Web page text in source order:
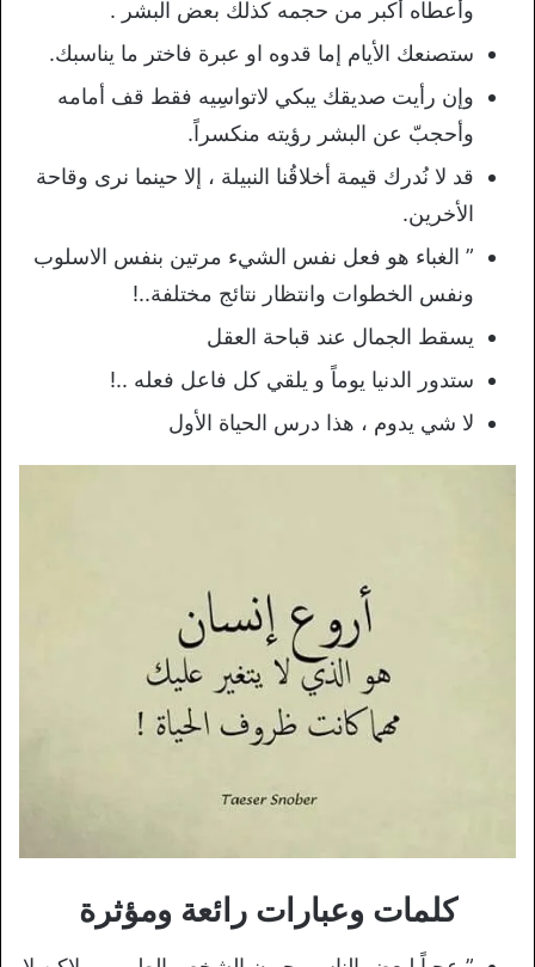
وأعطاه أكبر من حجمه كذلك بعض البشر .
ستصنعك الأيام إما قدوه او عبرة فاختر ما يناسبك.
وإن رأيت صديقك يبكي لاتواسِيه فقط قف أمامه
وأحجبّ عن البشر رؤيته منكسراً.
قد لا نُدرك قيمة أخلاقُنا النبيلة ، إلا حينما نرى وقاحة
الأخرين.
” الغباء هو فعل نفس الشيء مرتين بنفس الاسلوب
ونفس الخطوات وانتظار نتائج مختلفة..!
يسقط الجمال عند قباحة العقل
ستدور الدنيا يوماً و يلقي كل فاعل فعله ..!
لا شي يدوم ، هذا درس الحياة الأول
كلمات وعبارات رائعة ومؤثرة